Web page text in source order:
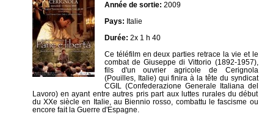
Année de sortie: 2009
Pays: Italie
Durée: 2x 1 h 40
Ce téléfilm en deux parties retrace la vie et le
combat de Giuseppe di Vittorio (1892-1957),
fils d'un ouvrier agricole de Cerignola
(Pouilles, Italie) qui finira à la tête du syndicat
CGIL (Confederazione Generale Italiana del
Lavoro) en ayant entre autres pris part aux luttes rurales du début
du XXe siècle en Italie, au Biennio rosso, combattu le fascisme ou
encore fait la Guerre d'Espagne.